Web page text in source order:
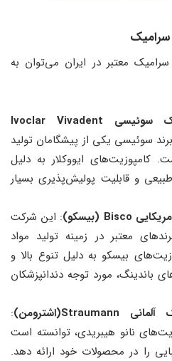
سرامیک
سرامیک معتبر در ایران می‌توان به
سوئیسی
Ivoclar Vivadent
سوئیسی یکی از پیشگامان تولید
کامپوزیت‌های ایووکلار به دلیل
و قابلیت پولیش‌پذیری بسیار
Bisco (بیسکو)
: این شرکت
معتبر در زمینه تولید مواد
بیسکو به دلیل تنوع بالا و
باندینگ، مورد توجه دندانپزشکان
آلمانی
Straumann(اشترومن)
:
نانو هیبریدی، توانسته است
را در محصولات خود ارائه دهد.